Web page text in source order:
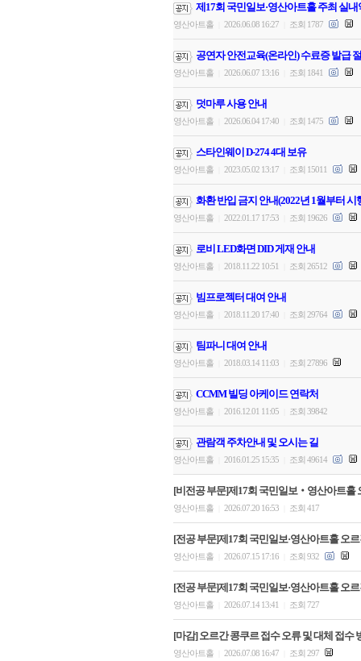
제17회 국민일보·영산아트홀 주최 실
영산아트홀 2026.06.08 16:27 조회 1787
공연자 안전교육(온라인) 수료증 발급
영산아트홀 2026.06.07 13:16 조회 1841
덧마루 사용 안내
영산아트홀 2026.06.04 17:40 조회 1475
스타인웨이 D-274 4대 보유
영산아트홀 2023.05.02 13:17 조회 15011
화환 반입 금지 안내(2022년 1월부터 시
영산아트홀 2022.01.17 17:53 조회 19626
로비 LED화면 DID 게재 안내
영산아트홀 2018.11.22 10:51 조회 26512
빔프로젝터 대여 안내
영산아트홀 2018.11.20 17:40 조회 29764
팀파니 대여 안내
영산아트홀 2018.03.14 11:03 조회 27896
CCMM 빌딩 아케이드 연락처
영산아트홀 2016.12.01 11:05 조회 39842
관람객 주차안내 및 오시는 길
영산아트홀 2016.01.25 15:35 조회 49614
[비전공 부문]제17회 국민일보‧영산아트홀
영산아트홀 2026.07.20 16:53 조회 417
[전공 부문]제17회 국민일보·영산아트홀 오
영산아트홀 2026.07.15 17:16 조회 932
[전공 부문]제17회 국민일보·영산아트홀 오
영산아트홀 2026.07.14 13:41 조회 727
[마감] 오르간 콩쿠르 접수 오류 및 대체 접수
영산아트홀 2026.07.08 16:47 조회 297